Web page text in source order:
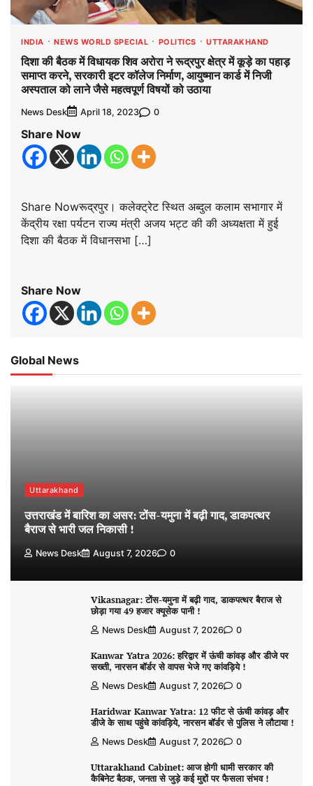
INDIA NEWS WORLD SPECIAL POLITICS UTTARAKHAND
दिशा की बैठक में विधायक शिव अरोरा ने रूद्रपुर क्षेत्र में कूड़े का पहाड़
समाप्त करने, सरकारी इटर कॉलेज निर्माण, आयुष्मान कार्ड में निजी
अस्पताल को लाने जैसे महत्वपूर्ण विषयों को उठाया
News Desk April 18, 2023 0
Share Now
Share Nowरूद्रपुर। कलेक्ट्रेट स्थित अब्दुल कलाम सभागार में
केंद्रीय रक्षा पर्यटन राज्य मंत्री अजय भट्ट की की अध्यक्षता में हुई
दिशा की बैठक में विधानसभा […]
Share Now
Global News
Uttarakhand
उत्तराखंड में बारिश का असर: टोंस-यमुना में बढ़ी गाद, डाकपत्थर
बैराज से भारी जल निकासी !
News Desk August 7, 2026 0
Vikasnagar: टोंस-यमुना में बढ़ी गाद, डाकपत्थर बैराज से
छोड़ा गया 49 हजार क्यूसेक पानी !
News Desk August 7, 2026 0
Kanwar Yatra 2026: हरिद्वार में ऊंची कांवड़ और डीजे पर
सख्ती, नारसन बॉर्डर से वापस भेजे गए कांवड़िये !
News Desk August 7, 2026 0
Haridwar Kanwar Yatra: 12 फीट से ऊंची कांवड़ और
डीजे के साथ पहुंचे कांवड़िये, नारसन बॉर्डर से पुलिस ने लौटाया !
News Desk August 7, 2026 0
Uttarakhand Cabinet: आज होगी धामी सरकार की
कैबिनेट बैठक, जनता से जुड़े कई मुद्दों पर फैसला संभव !